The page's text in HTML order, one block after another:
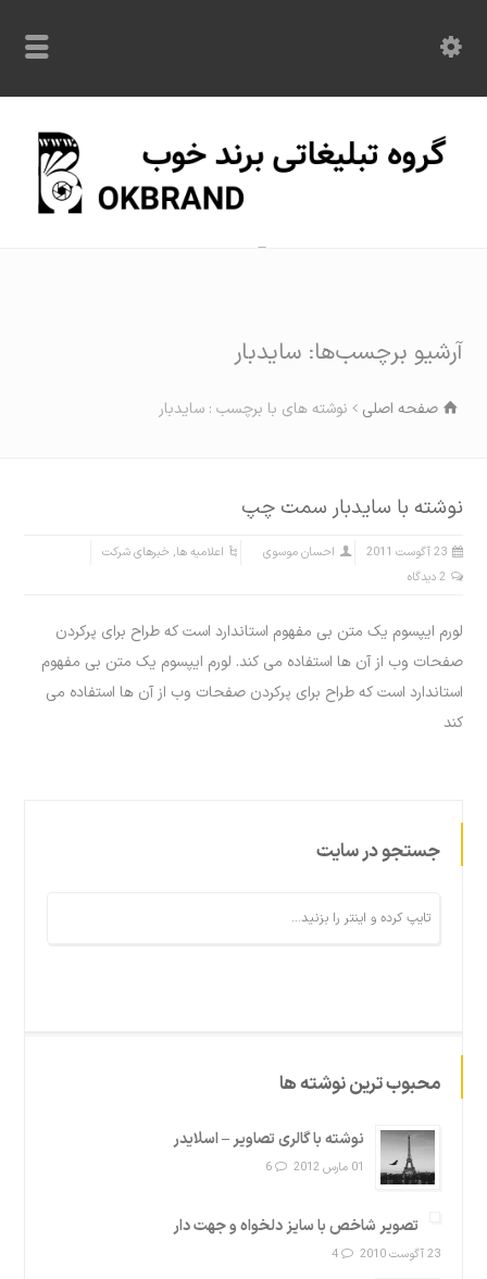
آرشیو برچسب‌ها: سایدبار
صفحه اصلی نوشته های با برچسب : سایدبار
نوشته با سایدبار سمت چپ
23 آگوست 2011 احسان موسوی اعلامیه ها,خبرهای شرکت
2 دیدگاه
لورم ایپسوم یک متن بی مفهوم استاندارد است که طراح برای پرکردن
صفحات وب از آن ها استفاده می کند. لورم ایپسوم یک متن بی مفهوم
استاندارد است که طراح برای پرکردن صفحات وب از آن ها استفاده می
کند
جستجو در سایت
محبوب ترین نوشته ها
نوشته با گالری تصاویر – اسلایدر
01 مارس 2012 6
تصویر شاخص با سایز دلخواه و جهت دار
23 آگوست 2010 4